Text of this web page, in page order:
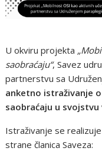
U okviru projekta
saobraćaju“, Savez
partnerstvu sa
anketno istraživanje
saobraćaju u svojstvu
Istraživanje se
strane članica Saveza: